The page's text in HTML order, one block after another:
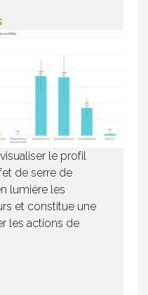
le profil
de serre de
lumière les
et constitue une
les actions de